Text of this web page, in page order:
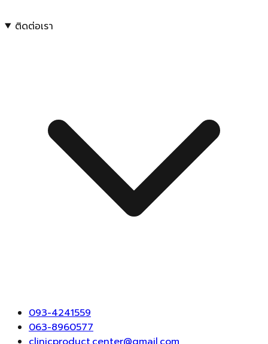
ติดต่อเรา
093-4241559
063-8960577